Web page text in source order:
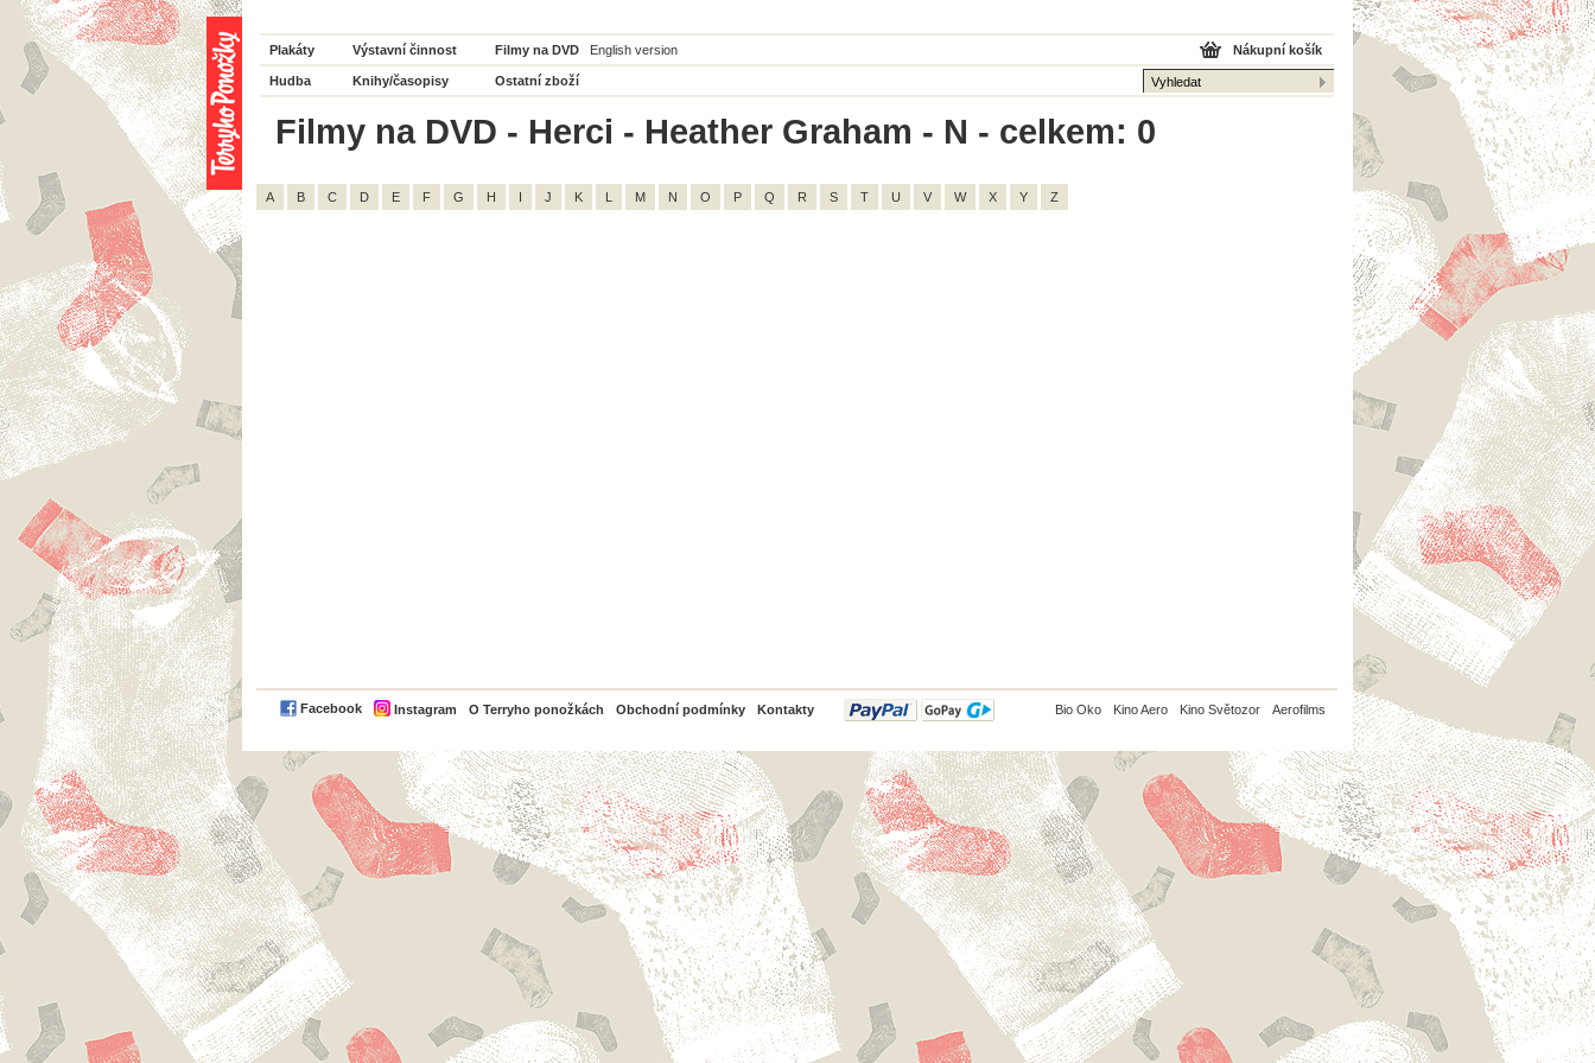
Plakáty Výstavní činnost Filmy na DVD English version
Hudba Knihy/časopisy Ostatní zboží
Nákupní košík
Filmy na DVD - Herci - Heather Graham - N - celkem: 0
A B C D E F G H I J K L M N O P Q R S T U V W X Y Z
Facebook Instagram O Terryho ponožkách Obchodní podmínky Kontakty
PayPal Bio Oko Kino Aero Kino Světozor Aerofilms